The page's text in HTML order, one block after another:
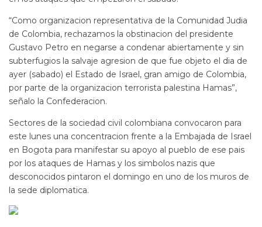
“Como organizacion representativa de la Comunidad Judia
de Colombia, rechazamos la obstinacion del presidente
Gustavo Petro en negarse a condenar abiertamente y sin
subterfugios la salvaje agresion de que fue objeto el dia de
ayer (sabado) el Estado de Israel, gran amigo de Colombia,
por parte de la organizacion terrorista palestina Hamas”,
señalo la Confederacion.
Sectores de la sociedad civil colombiana convocaron para
este lunes una concentracion frente a la Embajada de Israel
en Bogota para manifestar su apoyo al pueblo de ese pais
por los ataques de Hamas y los simbolos nazis que
desconocidos pintaron el domingo en uno de los muros de
la sede diplomatica.